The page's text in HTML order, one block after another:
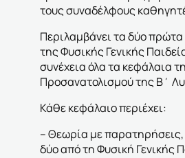
τους συναδέλφους
Περιλαμβάνει τα δύο
της Φυσικής Γενικής
συνέχεια όλα τα κεφάλαια
Προσανατολισμού της Β΄
Κάθε κεφάλαιο περιέχει:
– Θεωρία με
δύο από τη Φυσική Γενικής